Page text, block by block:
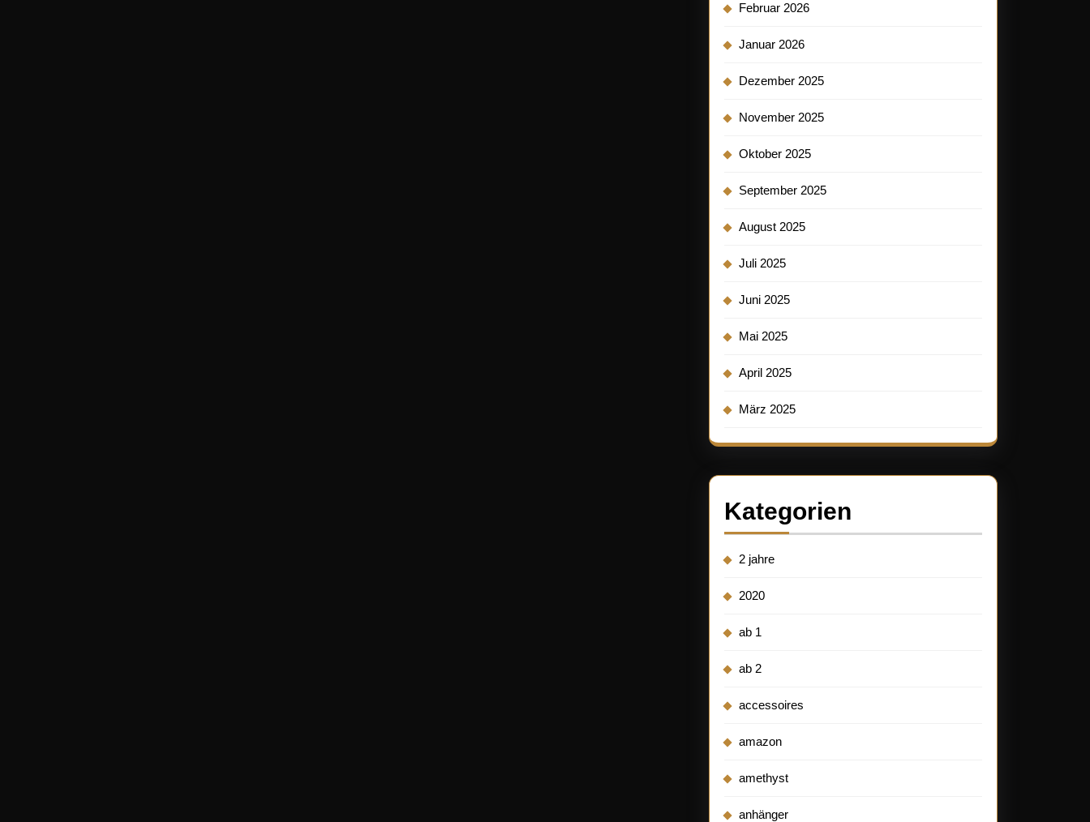
Februar 2026
Januar 2026
Dezember 2025
November 2025
Oktober 2025
September 2025
August 2025
Juli 2025
Juni 2025
Mai 2025
April 2025
März 2025
Kategorien
2 jahre
2020
ab 1
ab 2
accessoires
amazon
amethyst
anhänger